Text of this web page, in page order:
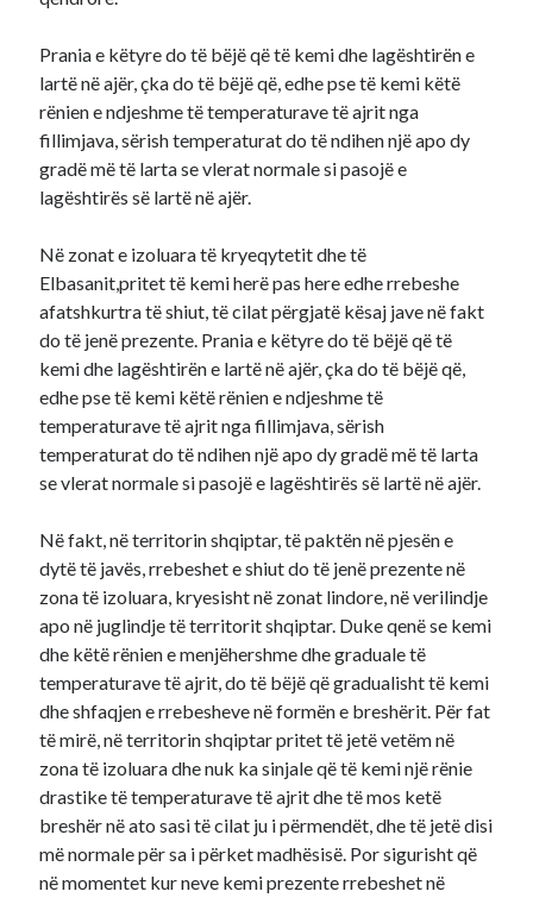
Prania e këtyre do të bëjë që të kemi dhe lagështirën e
lartë në ajër, çka do të bëjë që, edhe pse të kemi këtë
rënien e ndjeshme të temperaturave të ajrit nga
fillimjava, sërish temperaturat do të ndihen një apo dy
gradë më të larta se vlerat normale si pasojë e
lagështirës së lartë në ajër.
Në zonat e izoluara të kryeqytetit dhe të
Elbasanit,pritet të kemi herë pas here edhe rrebeshe
afatshkurtra të shiut, të cilat përgjatë kësaj jave në fakt
do të jenë prezente. Prania e këtyre do të bëjë që të
kemi dhe lagështirën e lartë në ajër, çka do të bëjë që,
edhe pse të kemi këtë rënien e ndjeshme të
temperaturave të ajrit nga fillimjava, sërish
temperaturat do të ndihen një apo dy gradë më të larta
se vlerat normale si pasojë e lagështirës së lartë në ajër.
Në fakt, në territorin shqiptar, të paktën në pjesën e
dytë të javës, rrebeshet e shiut do të jenë prezente në
zona të izoluara, kryesisht në zonat lindore, në verilindje
apo në juglindje të territorit shqiptar. Duke qenë se kemi
dhe këtë rënien e menjëhershme dhe graduale të
temperaturave të ajrit, do të bëjë që gradualisht të kemi
dhe shfaqjen e rrebesheve në formën e breshërit. Për fat
të mirë, në territorin shqiptar pritet të jetë vetëm në
zona të izoluara dhe nuk ka sinjale që të kemi një rënie
drastike të temperaturave të ajrit dhe të mos ketë
breshër në ato sasi të cilat ju i përmendët, dhe të jetë disi
më normale për sa i përket madhësisë. Por sigurisht që
në momentet kur neve kemi prezente rrebeshet në